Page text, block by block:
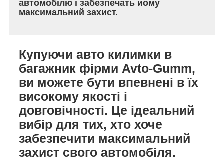
автомобілю і забезпечать йому
максимальний захист.
Купуючи авто килимки в
багажник фірми Avto-Gumm,
ви можете бути впевнені в їх
високому якості і
довговічності. Це ідеальний
вибір для тих, хто хоче
забезпечити максимальний
захист свого автомобіля.